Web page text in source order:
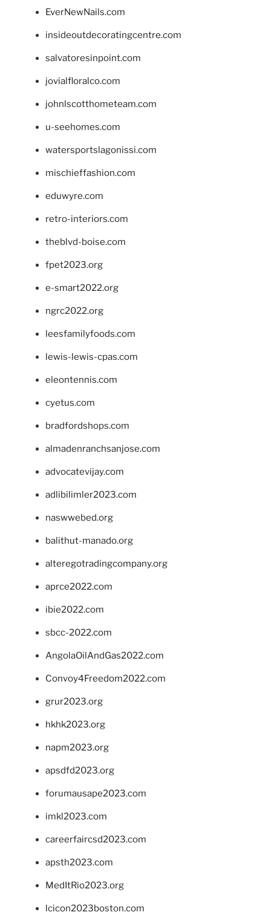
EverNewNails.com
insideoutdecoratingcentre.com
salvatoresinpoint.com
jovialfloralco.com
johnlscotthometeam.com
u-seehomes.com
watersportslagonissi.com
mischieffashion.com
eduwyre.com
retro-interiors.com
theblvd-boise.com
fpet2023.org
e-smart2022.org
ngrc2022.org
leesfamilyfoods.com
lewis-lewis-cpas.com
eleontennis.com
cyetus.com
bradfordshops.com
almadenranchsanjose.com
advocatevijay.com
adlibilimler2023.com
naswwebed.org
balithut-manado.org
alteregotradingcompany.org
aprce2022.com
ibie2022.com
sbcc-2022.com
AngolaOilAndGas2022.com
Convoy4Freedom2022.com
grur2023.org
hkhk2023.org
napm2023.org
apsdfd2023.org
forumausape2023.com
imkl2023.com
careerfaircsd2023.com
apsth2023.com
MedItRio2023.org
lcicon2023boston.com